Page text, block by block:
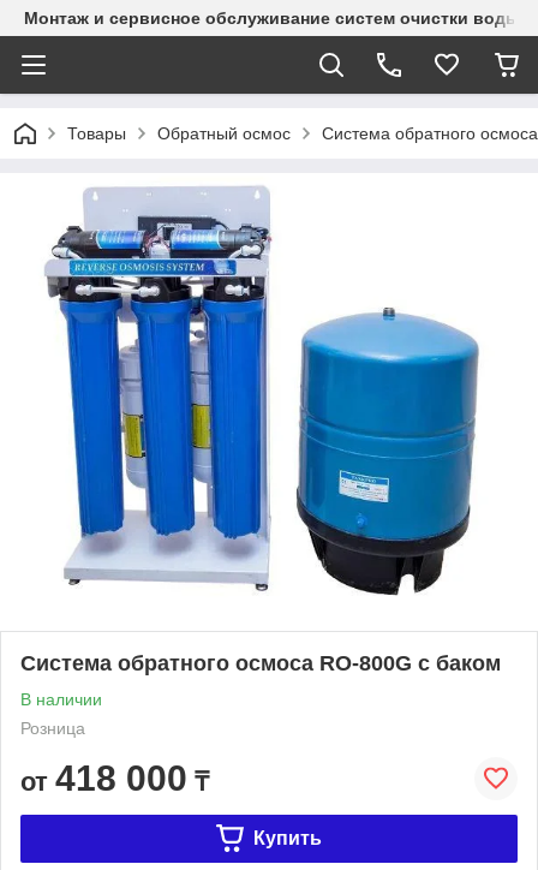
Монтаж и сервисное обслуживание систем очистки воды
Товары Обратный осмос Система обратного
Система обратного осмоса RO-800G с баком
В наличии
Розница
от 418 000 ₸
Купить